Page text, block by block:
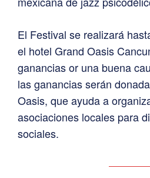
El Festival se realizará
el hotel Grand Oasis
ganancias or una buena
las ganancias serán
Oasis, que ayuda a
asociaciones locales para
sociales.